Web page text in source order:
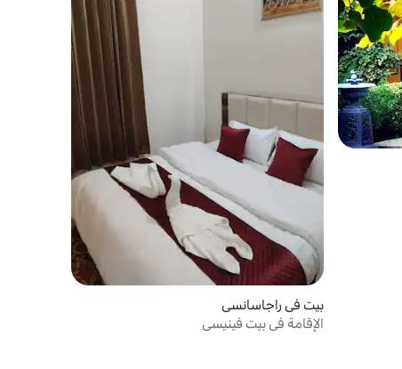
بيت في راجاسانسي
الإقامة في بيت فينيسي